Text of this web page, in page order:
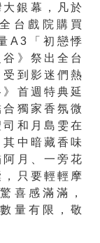
銀幕，凡於
台戲院購買
A3「初戀悸
》祭出全台
到影迷們熱
首週特典延
獨家香氛微
和月島雯在
中暗藏香味
月、一旁花
只要輕輕摩
喜感滿滿，
量有限，敬